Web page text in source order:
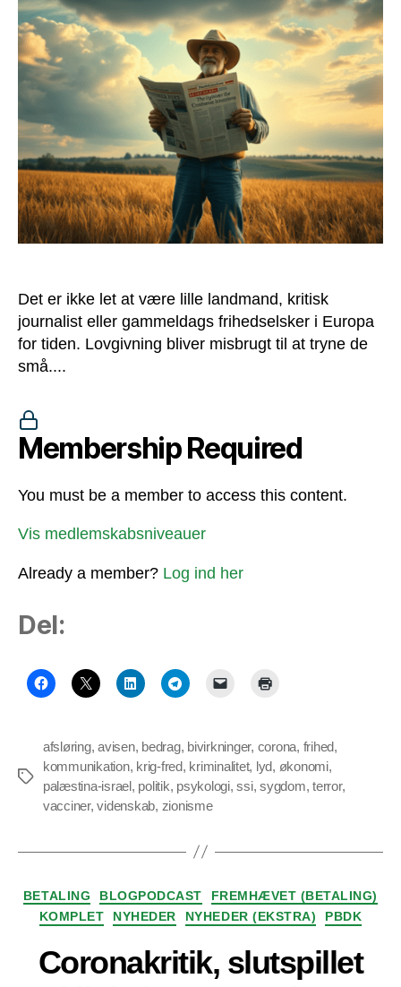
og
frihed
[B.A.
#311]
Det er ikke let at være lille landmand, kritisk
journalist eller gammeldags frihedselsker i Europa
for tiden. Lovgivning bliver misbrugt til at tryne de
små....
Membership Required
You must be a member to access this content.
Vis medlemskabsniveauer
Already a member? Log ind her
Del:
Tags
afsløring,avisen, bedrag, bivirkninger, corona, frihed,
kommunikation, krig-fred, kriminalitet, lyd, økonomi,
palæstina-israel, politik, psykologi,ssi,sygdom,terror,
vacciner,videnskab, zionisme
Kategorier
BETALING BLOGPODCAST
FREMHÆVET (BETALING)
KOMPLET
NYHEDER NYHEDER (EKSTRA) PBDK
Coronakritik, slutspillet